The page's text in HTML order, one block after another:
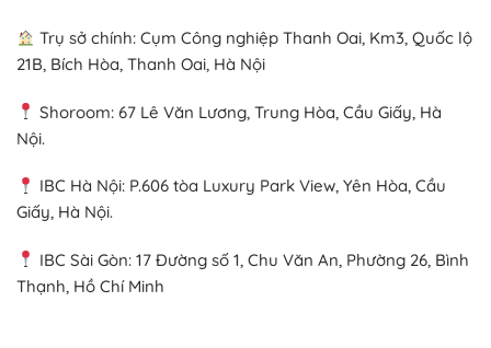
Trụ sở chính: Cụm Công nghiệp Thanh Oai, Km3, Quốc lộ
21B, Bích Hòa, Thanh Oai, Hà Nội
Shoroom: 67 Lê Văn Lương, Trung Hòa, Cầu Giấy, Hà
Nội.
IBC Hà Nội: P.606 tòa Luxury Park View, Yên Hòa, Cầu
Giấy, Hà Nội.
IBC Sài Gòn: 17 Đường số 1, Chu Văn An, Phường 26, Bình
Thạnh, Hồ Chí Minh